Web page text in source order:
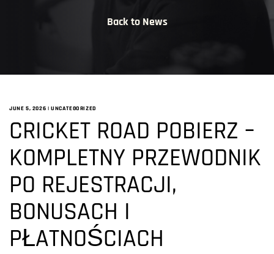
Back to News
JUNE 5, 2026 | UNCATEGORIZED
CRICKET ROAD POBIERZ –
KOMPLETNY PRZEWODNIK
PO REJESTRACJI,
BONUSACH I
PŁATNOŚCIACH